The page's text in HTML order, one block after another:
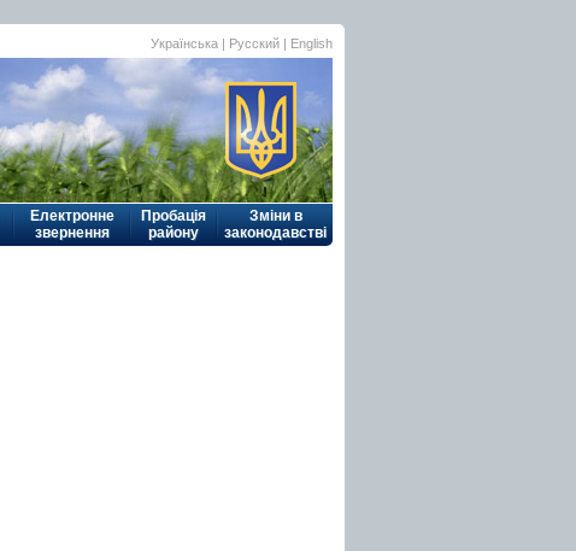
Українська | Русский | English
Електронне
звернення
Пробація
району
Зміни в
законодавстві